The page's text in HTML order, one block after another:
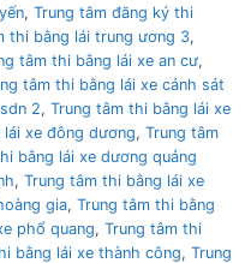
, Trung tâm đăng ký thi
thi bằng lái trung ương 3,
tâm thi bằng lái xe an cư,
tâm thi bằng lái xe cảnh sát
2, Trung tâm thi bằng lái xe
xe đông dương, Trung tâm
bằng lái xe dương quảng
, Trung tâm thi bằng lái xe
gia, Trung tâm thi bằng
phổ quang, Trung tâm thi
bằng lái xe thành công, Trung